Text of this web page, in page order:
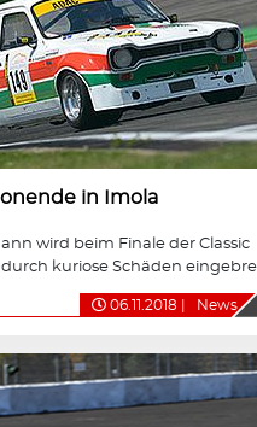
in Imola
wird beim Finale der Classic
kuriose Schäden
06.11.2018 News